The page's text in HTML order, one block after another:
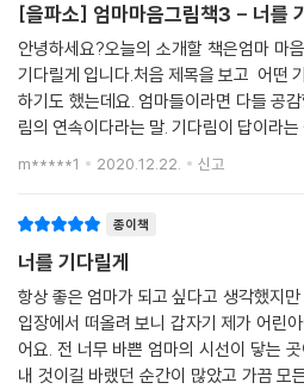
*교과 연계 : 누리과정 사회관계(가족의
학년 여름 1) 1. 우리는 가족입니다
[을파소] 엄마마음그림책3 - 너를
안녕하세요?오늘의 소개할 책은엄마 마
기다릴게 입니다.처음 제목을 보고 어떤
하기도 했는데요. 엄마들이라면 다들 공
림의 연속이다라는 말. 기다림이 답이라
간이 없어서, 안심이 되지 않아서 나도
m*****1 2020.12.22. 신고
종이책
너를 기다릴게
항상 좋은 엄마가 되고 싶다고 생각했지
입장에서 떠올려 보니 갑자기 제가 어린
어요. 전 너무 바쁜 엄마의 시선이 닿는
내 것이길 바랬던 순간이 많았고 가끔 모